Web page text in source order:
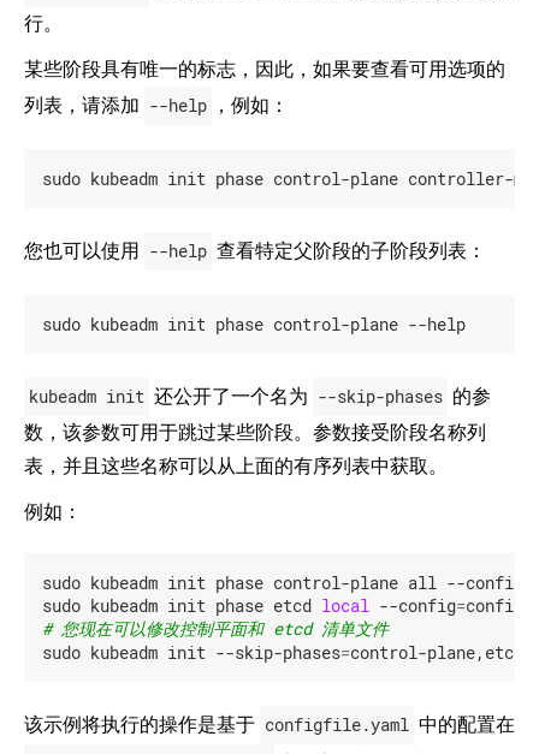
行。
某些阶段具有唯一的标志，因此，如果要查看可用选项的
列表，请添加 --help ，例如：
sudo kubeadm init phase control-plane controller-
您也可以使用 --help 查看特定父阶段的子阶段列表：
sudo kubeadm init phase control-plane --help
kubeadm init 还公开了一个名为 --skip-phases 的参
数，该参数可用于跳过某些阶段。参数接受阶段名称列
表，并且这些名称可以从上面的有序列表中获取。
例如：
sudo kubeadm init phase control-plane all --config
sudo kubeadm init phase etcd local --config=
# 您现在可以修改控制平面和 etcd 清单文件
sudo kubeadm init --skip-phases=control-plane,etcd
该示例将执行的操作是基于 configfile.yaml 中的配置在